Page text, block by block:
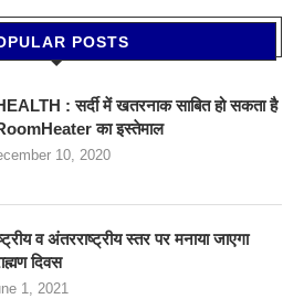
POSTS
: सर्दी में खतरनाक साबित हो सकता है
का इस्तेमाल
10, 2020
व अंतरराष्ट्रीय स्तर पर मनाया जाएगा
दिवस
1, 2021